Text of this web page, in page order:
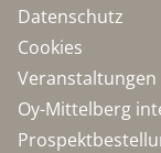
Datenschutz
Cookies
Veranstaltungen
Oy-Mittelberg